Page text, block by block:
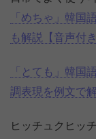
「めちゃ」韓国
も解説【音声付き
「とても」韓国
調表現を例文で解
ヒッチュクヒッ